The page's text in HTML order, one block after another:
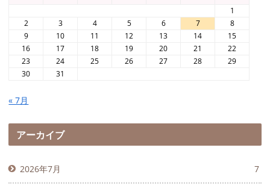
1
2
3 4 5 6 7
8
9
10 11 12 13 14
15
16
17 18 19 20 21
22
23
24 25 26 27 28
29
30
31
« 7月
アーカイブ
2026年7月 7